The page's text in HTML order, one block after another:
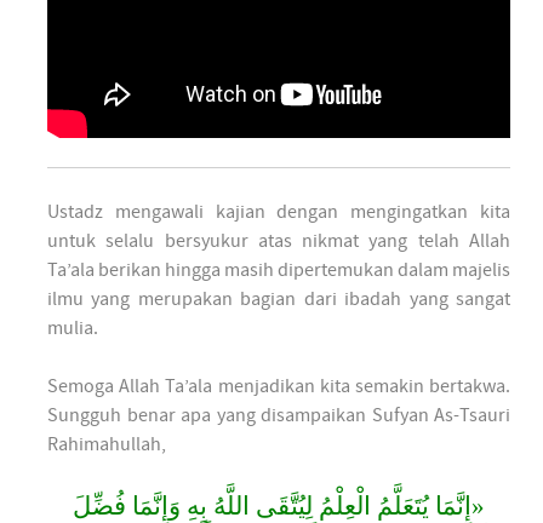
Ustadz mengawali kajian dengan mengingatkan kita
untuk selalu bersyukur atas nikmat yang telah Allah
Ta’ala berikan hingga masih dipertemukan dalam majelis
ilmu yang merupakan bagian dari ibadah yang sangat
mulia.
Semoga Allah Ta’ala menjadikan kita semakin bertakwa.
Sungguh benar apa yang disampaikan Sufyan As-Tsauri
Rahimahullah,
«‌إِنَّمَا ‌يُتَعَلَّمُ ‌الْعِلْمُ ‌لِيُتَّقَى ‌اللَّهُ ‌بِهِ وَإِنَّمَا فُضِّلَ